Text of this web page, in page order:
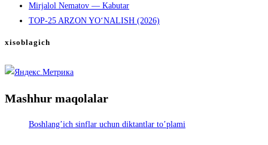
Mirjalol Nematov — Kabutar
TOP-25 ARZON YO‘NALISH (2026)
xisoblagich
Mashhur maqolalar
Boshlang’ich sinflar uchun diktantlar to’plami